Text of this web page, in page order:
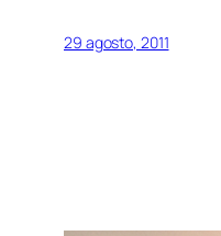
29 agosto, 2011